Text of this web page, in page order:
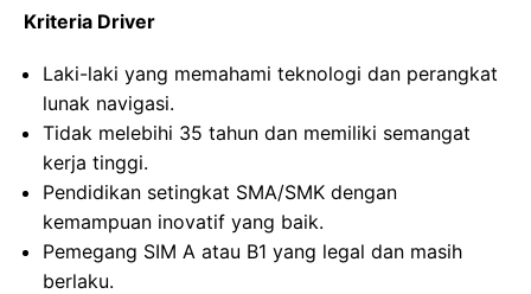
Kriteria Driver
Laki-laki yang memahami teknologi dan perangkat
lunak navigasi.
Tidak melebihi 35 tahun dan memiliki semangat
kerja tinggi.
Pendidikan setingkat SMA/SMK dengan
kemampuan inovatif yang baik.
Pemegang SIM A atau B1 yang legal dan masih
berlaku.